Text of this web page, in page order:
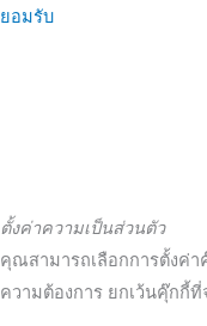
ยอมรับ
ตั้งค่าความเป็นส่วนตัว
คุณสามารถเลือกการตั้งค่า
ความต้องการ ยกเว้นคุ๊กกี้ที่